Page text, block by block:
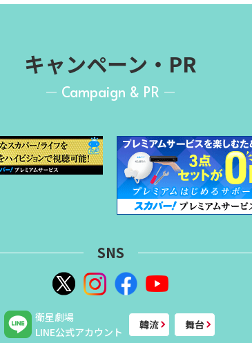
キャンペーン・PR
Campaign & PR
SNS
衛星劇場
LINE公式アカウント
韓流 舞台